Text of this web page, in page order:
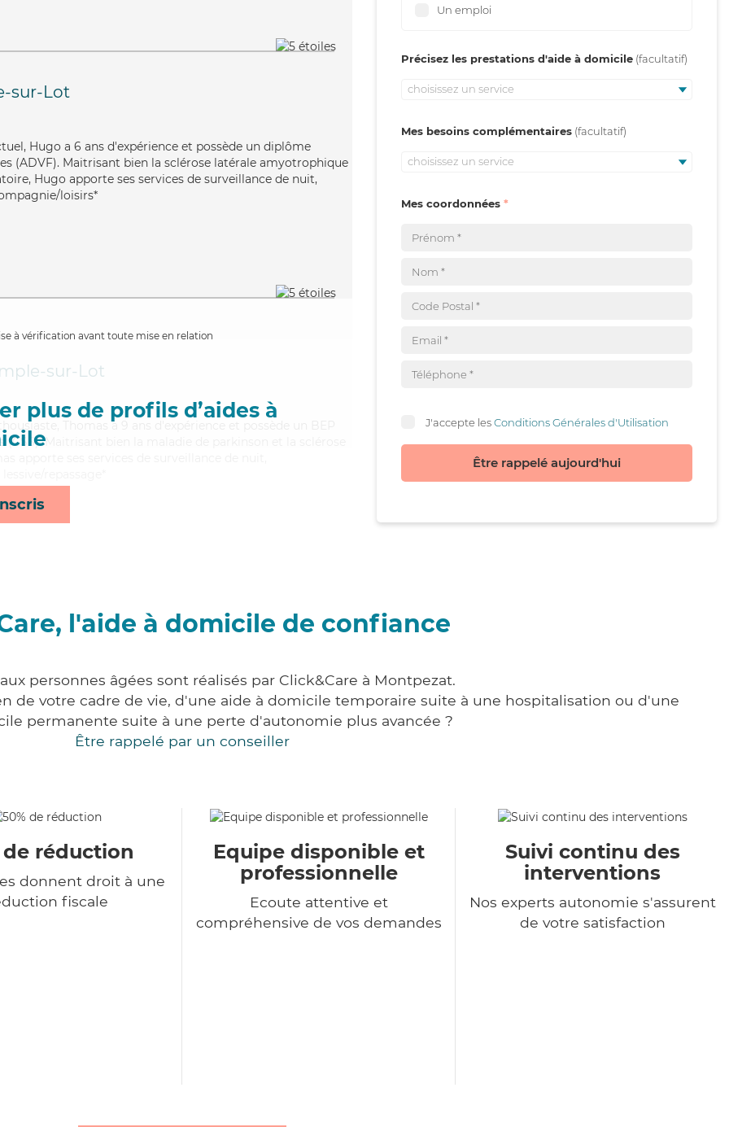
sur-Lot
Hugo a 6 ans d'expérience et possède un diplôme
(ADVF). Maitrisant bien la sclérose latérale amyotrophique
Hugo apporte ses services de surveillance de nuit,
loisirs*
à vérification avant toute mise en relation
plus de profils d’aides à
sur-Lot
Thomas a 9 ans d'expérience et possède un BEP
(CSS). Maitrisant bien la maladie de parkinson et la sclérose
Un emploi
Précisez les prestations d'aide à domicile
choisissez un service
Mes besoins complémentaires
choisissez un service
Mes coordonnées
J'accepte lesConditions Générales d'Utilisation
Être rappelé aujourd'hui
l'aide à domicile de confiance
personnes âgées sont réalisés par Click&Care à Montpezat.
de votre cadre de vie, d'une aide à domicile temporaire suite à une hospitalisation ou d'une
permanente suite à une perte d'autonomie plus avancée ?
Être rappelé par un conseiller
de réduction
donnent droit à une
fiscale
Equipe disponible et
professionnelle
Ecoute attentive et
compréhensive de vos demandes
Suivi continu des
interventions
Nos experts autonomie s'assurent
de votre satisfaction